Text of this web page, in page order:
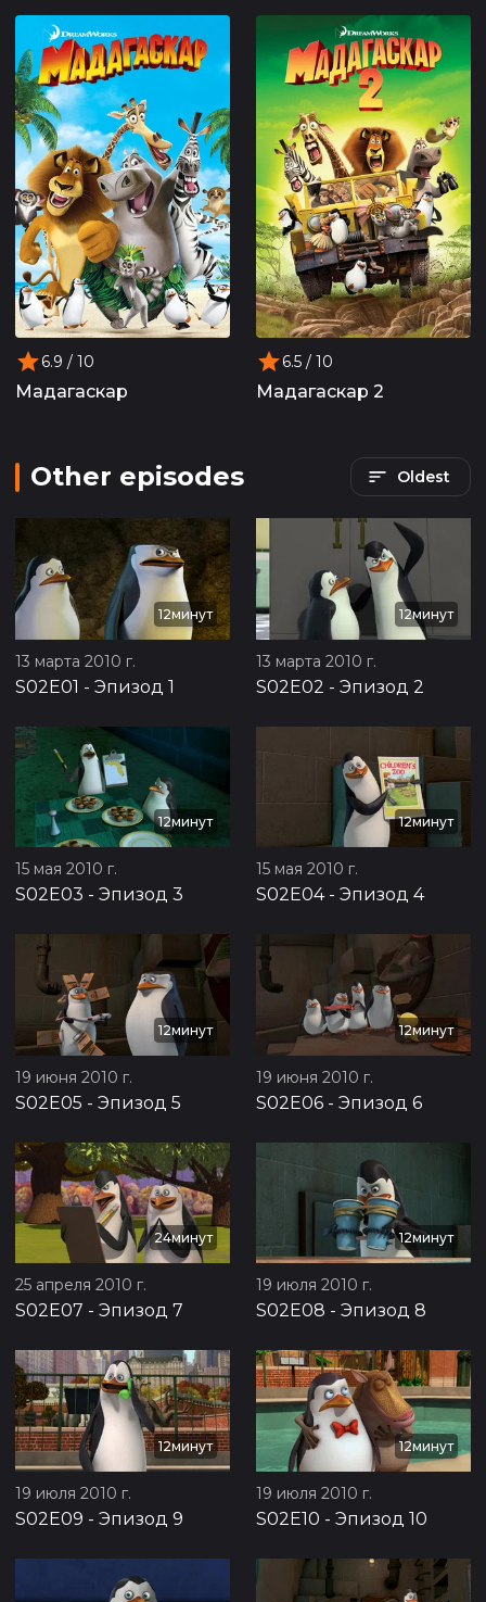
6.9 / 10
Мадагаскар
6.5 / 10
Мадагаскар 2
Other episodes Oldest
12минут
13 марта 2010 г.
S02E01 - Эпизод 1
12минут
13 марта 2010 г.
S02E02 - Эпизод 2
12минут
15 мая 2010 г.
S02E03 - Эпизод 3
12минут
15 мая 2010 г.
S02E04- Эпизод 4
12минут
19 июня 2010 г.
S02E05 - Эпизод 5
12минут
19 июня 2010 г.
S02E06 - Эпизод 6
24минут
25 апреля 2010 г.
S02E07 - Эпизод 7
12минут
19 июля 2010 г.
S02E08 - Эпизод 8
12минут
19 июля 2010 г.
S02E09 - Эпизод 9
12минут
19 июля 2010 г.
S02E10 - Эпизод 10